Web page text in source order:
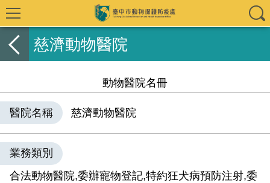
慈濟動物醫院
動物醫院名冊
醫院名稱 慈濟動物醫院
業務類別
合法動物醫院,委辦寵物登記,特約狂犬病預防注射,委